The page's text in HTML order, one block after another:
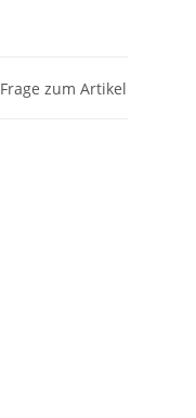
Frage zum Artikel